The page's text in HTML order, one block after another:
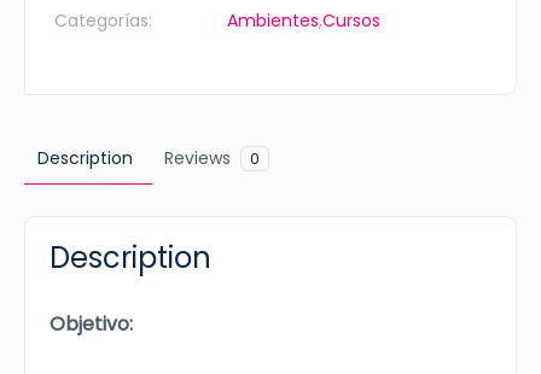
niñez.
Categorías: Ambientes,Cursos
Description Reviews 0
Description
Objetivo: